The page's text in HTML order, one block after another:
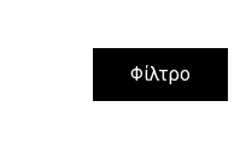
Φίλτρο